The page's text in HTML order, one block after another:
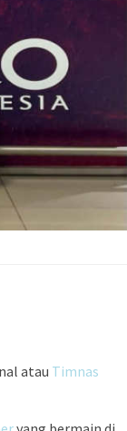
atau Timnas